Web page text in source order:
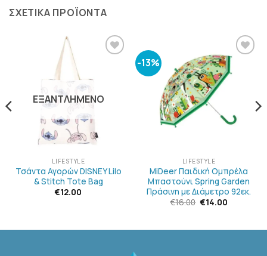
ΣΧΕΤΙΚΆ ΠΡΟΪΌΝΤΑ
ΛΊΣΤΑ
ΕΠΙΘΥΜΙΏΝ
ΕΞΑΝΤΛΗΜΈΝΟ
LIFESTYLE
Τσάντα Αγορών DISNEY Lilo
& Stitch Tote Bag
€12.00
-13%
ΠΡΟΣΘΉΚΗ
ΣΤΗΝ
ΛΊΣΤΑ
ΕΠΙΘΥΜΙΏΝ
LIFESTYLE
MiDeer Παιδική Ομπρέλα
Μπαστούνι Spring Garden
Πράσινη με Διάμετρο 92εκ.
€16.00 Original
€14.00Η
€14.00.